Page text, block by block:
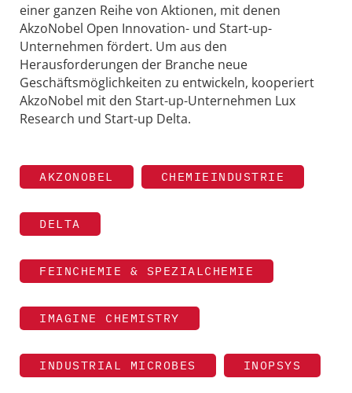
einer ganzen Reihe von Aktionen, mit denen
AkzoNobel Open Innovation- und Start-up-
Unternehmen fördert. Um aus den
Herausforderungen der Branche neue
Geschäftsmöglichkeiten zu entwickeln, kooperiert
AkzoNobel mit den Start-up-Unternehmen Lux
Research und Start-up Delta.
AKZONOBEL CHEMIEINDUSTRIE
DELTA
FEINCHEMIE & SPEZIALCHEMIE
IMAGINE CHEMISTRY
INDUSTRIAL MICROBES INOPSYS